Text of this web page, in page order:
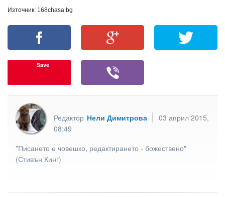
Източник: 168chasa.bg
Save
Редактор Нели Димитрова
03 април 2015,
08:49
"Писането е човешко, редактирането - божествено"
(Стивън Кинг)